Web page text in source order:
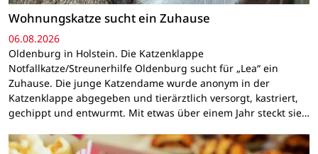
Wohnungskatze sucht ein Zuhause
06.08.2026
Oldenburg in Holstein. Die Katzenklappe
Notfallkatze/Streunerhilfe Oldenburg sucht für „Lea“ ein
Zuhause. Die junge Katzendame wurde anonym in der
Katzenklappe abgegeben und tierärztlich versorgt, kastriert,
gechippt und entwurmt. Mit etwas über einem Jahr steckt sie…